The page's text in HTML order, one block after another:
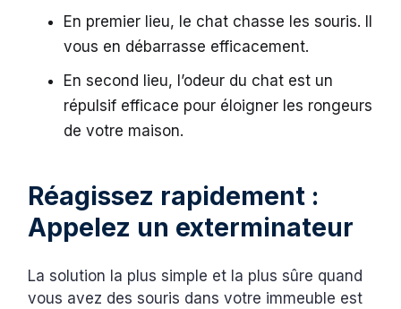
En premier lieu, le chat chasse les souris. Il
vous en débarrasse efficacement.
En second lieu, l’odeur du chat est un
répulsif efficace pour éloigner les rongeurs
de votre maison.
Réagissez rapidement :
Appelez un exterminateur
La solution la plus simple et la plus sûre quand
vous avez des souris dans votre immeuble est